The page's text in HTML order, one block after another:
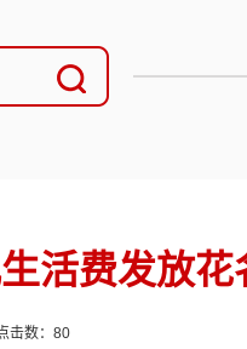
活费发放花
数： 80